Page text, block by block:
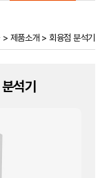
> 제품소개 > 회융점 분석기
석기